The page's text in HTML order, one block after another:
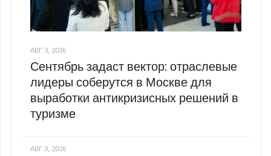
АВГ 3, 2026
Сентябрь задаст вектор: отраслевые
лидеры соберутся в Москве для
выработки антикризисных решений в
туризме
АВГ 3, 2026